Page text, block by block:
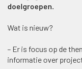
doelgroepen.
Wat is nieuw?
– Er is focus op de
informatie over